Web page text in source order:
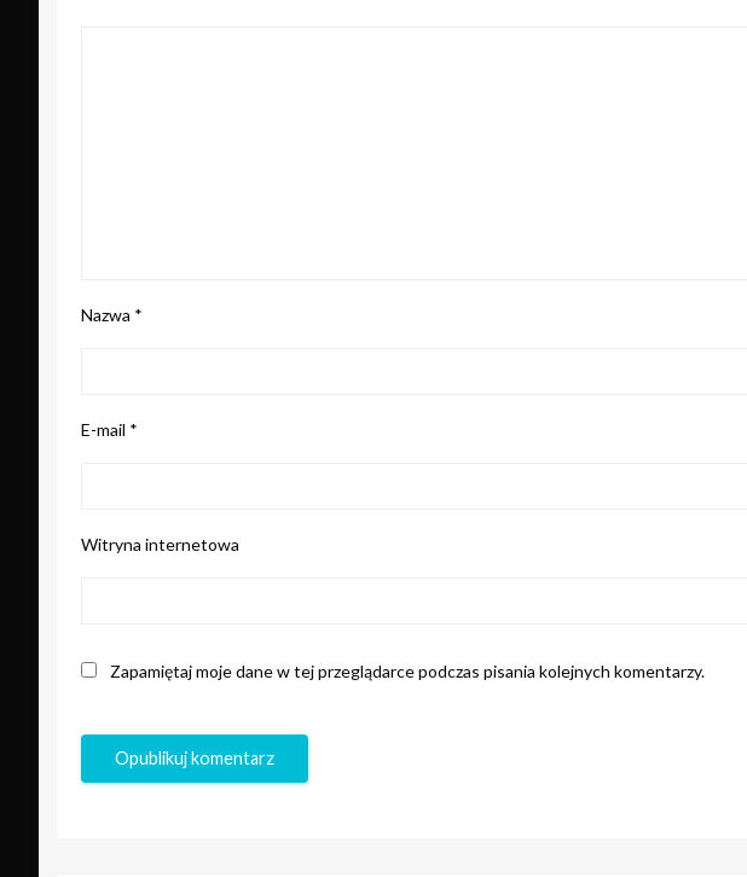
Nazwa *
E-mail *
Witryna internetowa
Zapamiętaj moje dane w tej przeglądarce podczas pisania kolejnych komentarzy.